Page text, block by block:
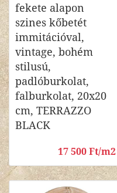
fekete alapon
szines kőbetét
immitációval,
vintage, bohém
stilusú,
padlóburkolat,
falburkolat, 20x20
cm, TERRAZZO
BLACK
17 500 Ft/m2